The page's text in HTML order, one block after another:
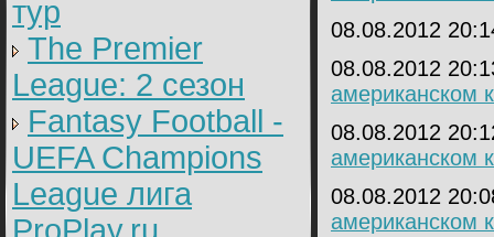
тур
The Premier
League: 2 cезон
Fantasy Football -
UEFA Champions
League лига
08.08.2012
08.08.2012
американском
08.08.2012
американском
08.08.2012
американском